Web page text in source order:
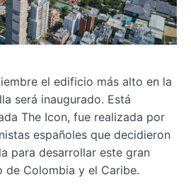
el edificio más alto en la
será inaugurado. Está
The Icon, fue realizada por
españoles que decidieron
para desarrollar este gran
Colombia y el Caribe.